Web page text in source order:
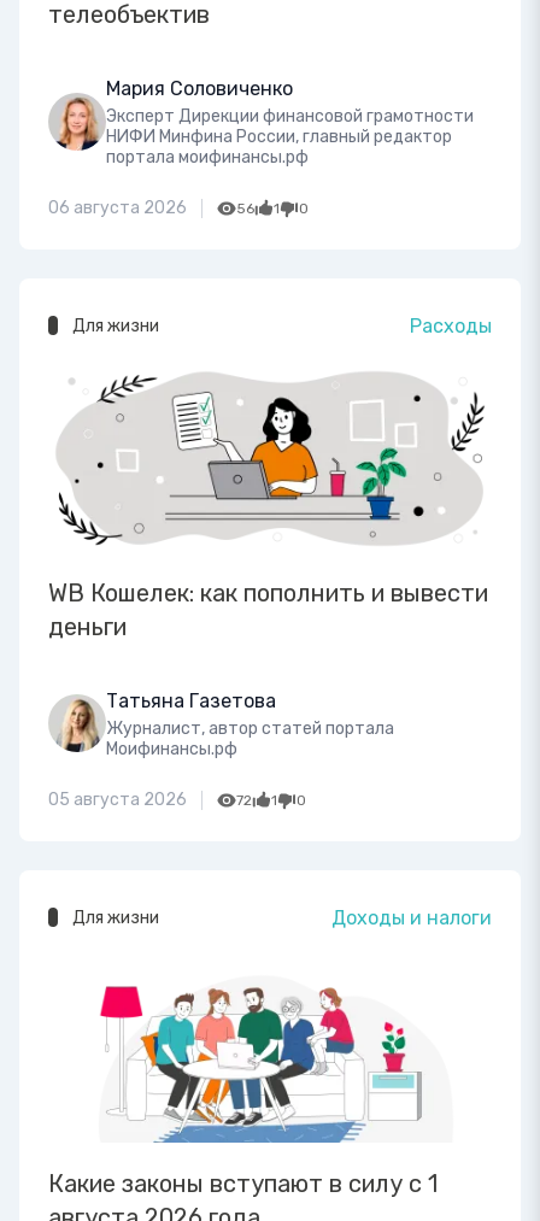
телеобъектив
Мария Соловиченко
Эксперт Дирекции финансовой грамотности
НИФИ Минфина России, главный редактор
портала моифинансы.рф
06 августа 2026 56 1 0
Для жизни Расходы
WB Кошелек: как пополнить и вывести
деньги
Татьяна Газетова
Журналист, автор статей портала
Моифинансы.рф
05 августа 2026 72 1 0
Для жизни Доходы и налоги
Какие законы вступают в силу с 1